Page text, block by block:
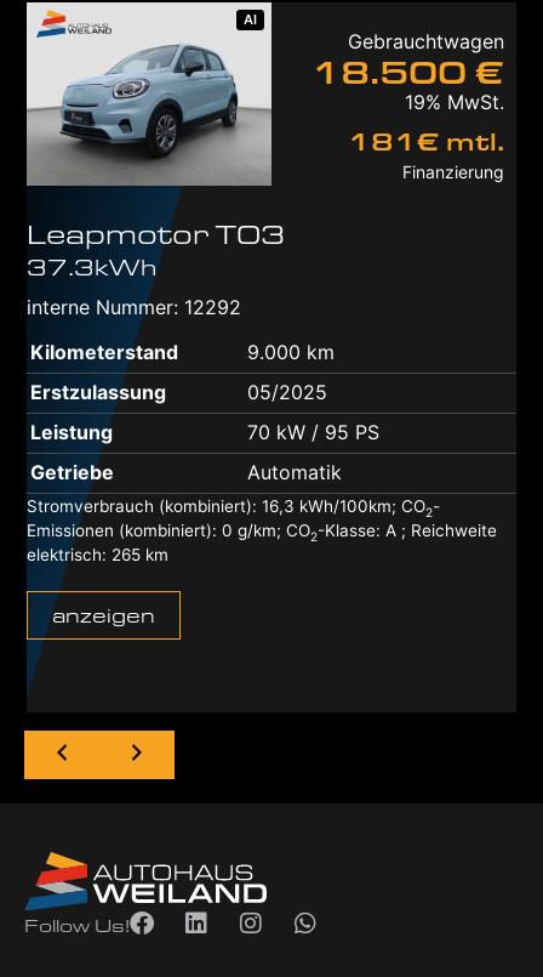
AI
Gebrauchtwagen
18.500 €
19% MwSt.
181€ mtl.
Finanzierung
Leapmotor T03
37.3kWh
interne Nummer: 12292
Kilometerstand
9.000 km
Erstzulassung
05/2025
Leistung
70 kW / 95 PS
Getriebe
Automatik
Stromverbrauch (kombiniert): 16,3 kWh/100km; CO2-
Emissionen (kombiniert): 0 g/km; CO2-Klasse: A ; Reichweite
elektrisch: 265 km
anzeigen
Follow Us!